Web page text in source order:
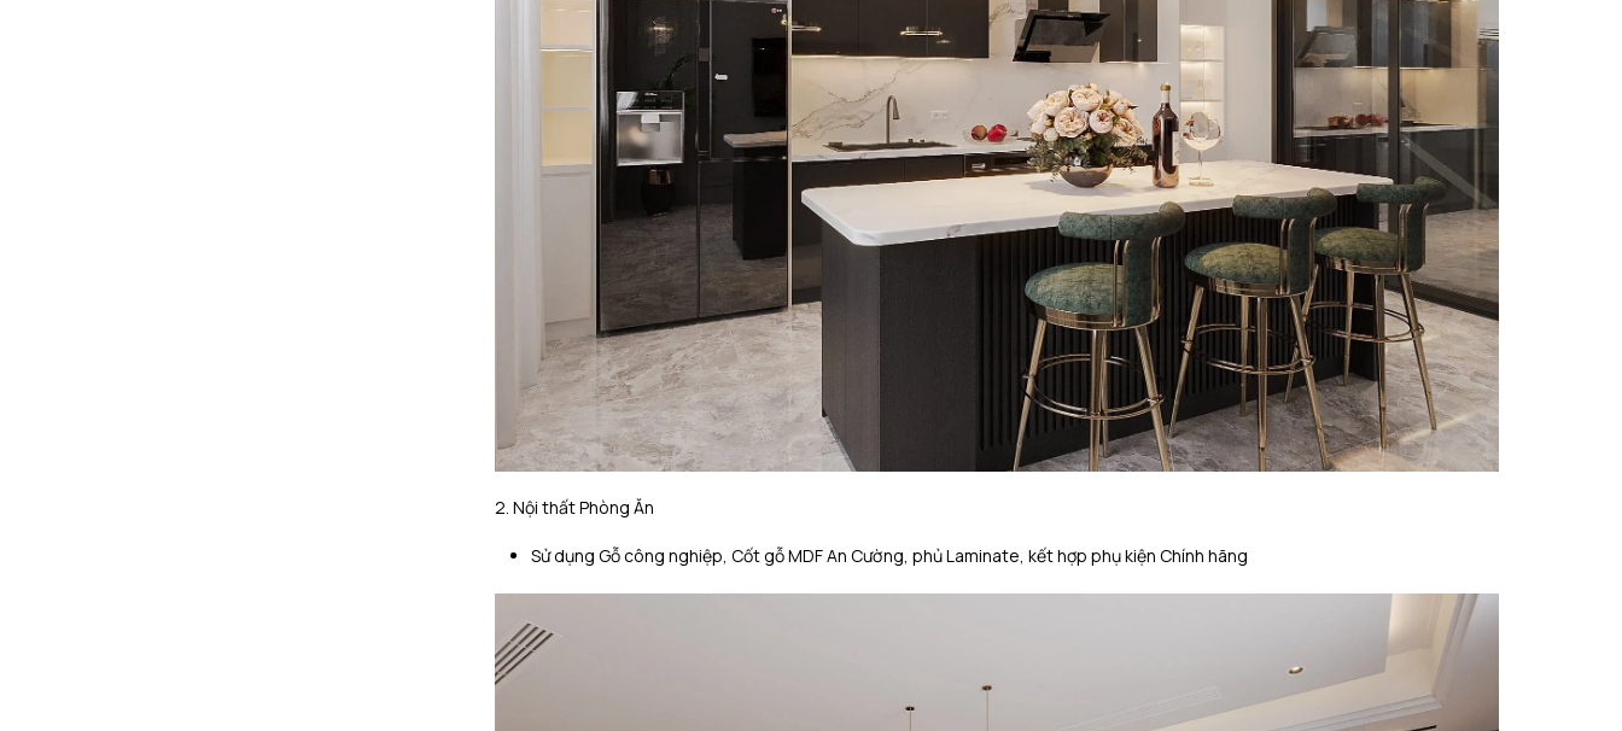
2. Nội thất Phòng Ăn
Sử dụng Gỗ công nghiệp, Cốt gỗ MDF An Cường, phủ Laminate, kết hợp phụ kiện Chính hãng